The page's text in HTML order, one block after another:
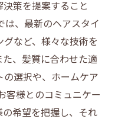
策を提案すること
は、最新のヘアスタイ
など、様々な技術を
、髪質に合わせた適
選択や、ホームケア
客様とのコミュニケー
希望を把握し、それ